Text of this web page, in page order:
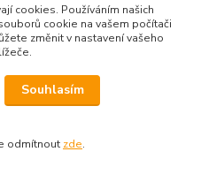
objednat - to order
cookies. Používáním našich
cookie na vašem počítači
změnit v nastavení vašeho
Souhlasím
odmítnout zde.